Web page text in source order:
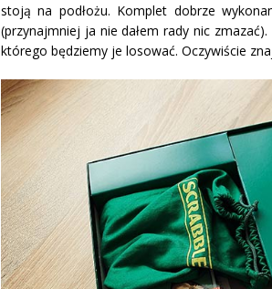
stoją na podłożu. Komplet dobrze
(przynajmniej ja nie dałem rady nic
którego będziemy je losować. Oczywiście